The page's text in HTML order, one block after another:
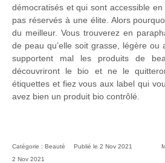
démocratisés et qui sont accessible
pas réservés à une élite. Alors
du meilleur. Vous trouverez en
de peau qu’elle soit grasse, légère ou
supportent mal les produits de
découvriront le bio et ne le
étiquettes et fiez vous aux label qui
avez bien un produit bio contrôlé.
Catégorie : Beauté Publié le 2 Nov 2021
2 Nov 2021